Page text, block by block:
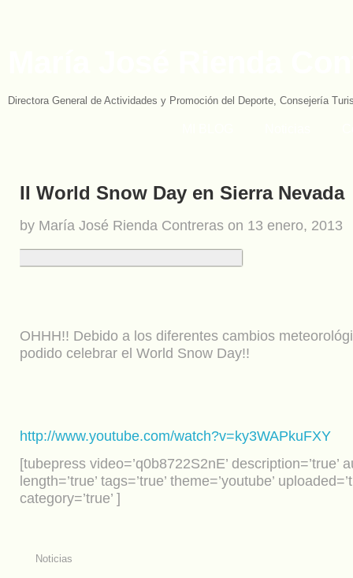
Directora General de Actividades y Promoción del Deporte, Consejería
II World Snow Day en Sierra Nevada
by María José Rienda Contreras on 13 enero, 2013
OHHH!! Debido a los diferentes cambios
podido celebrar el World Snow Day!!
http://www.youtube.com/watch?v=ky3WAPkuFXY
[tubepress video=’q0b8722S2nE’ description=’true’
length=’true’ tags=’true’ theme=’youtube’
category=’true’ ]
Noticias